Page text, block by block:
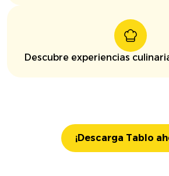
Descubre experiencias
¡Descarga Tablo